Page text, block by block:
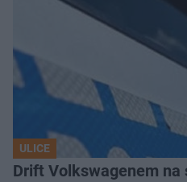
ULICE
Drift Volkswagenem na